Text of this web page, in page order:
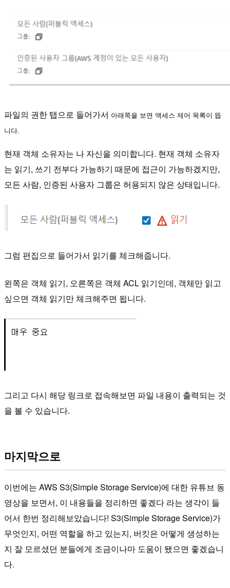
파일의 권한 탭으로 들어가서 아래쪽을 보면 액세스 제어 목록이 뜹
니다.
현재 객체 소유자는 나 자신을 의미합니다. 현재 객체 소유자
는 읽기, 쓰기 전부다 가능하기 때문에 접근이 가능하겠지만,
모든 사람, 인증된 사용자 그룹은 허용되지 않은 상태입니다.
그럼 편집으로 들어가서 읽기를 체크해줍니다.
왼쪽은 객체 읽기, 오른쪽은 객체 ACL 읽기인데, 객체만 읽고
싶으면 객체 읽기만 체크해주면 됩니다.
그리고 다시 해당 링크로 접속해보면 파일 내용이 출력되는 것
을 볼 수 있습니다.
마지막으로
이번에는 AWS S3(Simple Storage Service)에 대한 유튜브 동
영상을 보면서, 이 내용들을 정리하면 좋겠다 라는 생각이 들
어서 한번 정리해보았습니다! S3(Simple Storage Service)가
무엇인지, 어떤 역할을 하고 있는지, 버킷은 어떻게 생성하는
지 잘 모르셨던 분들에게 조금이나마 도움이 됐으면 좋겠습니
다.